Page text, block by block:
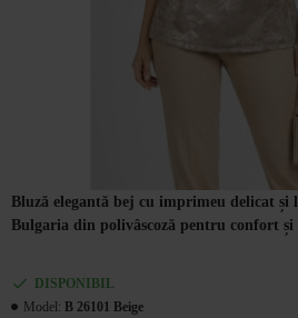
Bluză elegantă bej cu imprimeu delicat
Bulgaria din polivâscoză pentru confort și
DISPONIBIL
Model: B 26101 Beige